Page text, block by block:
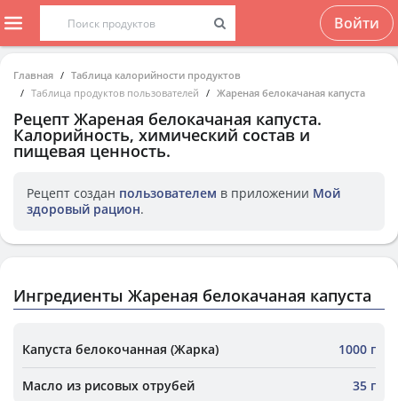
Войти
Главная
Таблица калорийности продуктов
Таблица продуктов пользователей
Жареная белокачаная капуста
Рецепт Жареная белокачаная капуста.
Калорийность, химический состав и
пищевая ценность.
Рецепт создан пользователем в приложении Мой
здоровый рацион.
Ингредиенты Жареная белокачаная капуста
Капуста белокочанная (Жарка) 1000 г
Масло из рисовых отрубей 35 г